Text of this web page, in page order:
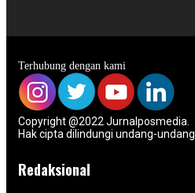
Terhubung dengan kami
Copyright @2022 Jurnalposmedia.
Hak cipta dilindungi undang-undang
Redaksional